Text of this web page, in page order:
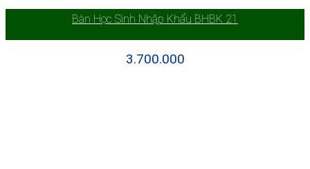
Bàn Học Sinh Nhập Khẩu BHBK 21
3.700.000